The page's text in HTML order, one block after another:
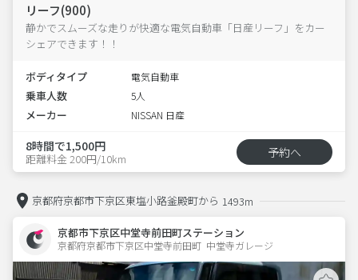
リーフ(900)
静かでスムーズな走りが快適な電気自動車「日産リーフ」をカー
シェアできます！！
ボディタイプ 電気自動車
乗車人数 5人
メーカー NISSAN 日産
8時間で1,500円
距離料金 200円/10km 予約へ
京都府京都市下京区東塩小路釜殿町から 1493m
京都市下京区中堂寺前田町ステーション
京都府京都市下京区中堂寺前田町  中堂寺ガレージ